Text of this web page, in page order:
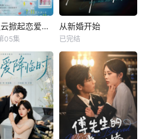
夏色之云掀起恋爱与风暴
05集
从新婚开始
已完结